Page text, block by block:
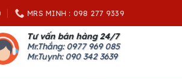
MRS MINH : 098 277 9339
Tư vấn bán hàng 24/7
Mr.Thắng: 0977 969 085
Mr.Tuynh: 090 342 3639